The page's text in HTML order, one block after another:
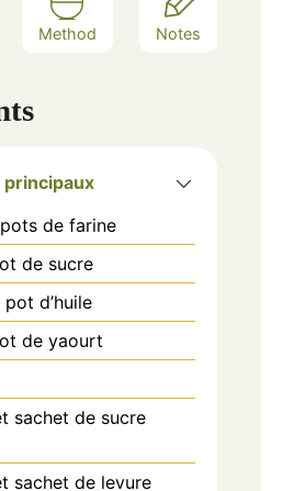
Method Notes
pots de farine
de sucre
pot d’huile
de yaourt
sachet de sucre
sachet de levure